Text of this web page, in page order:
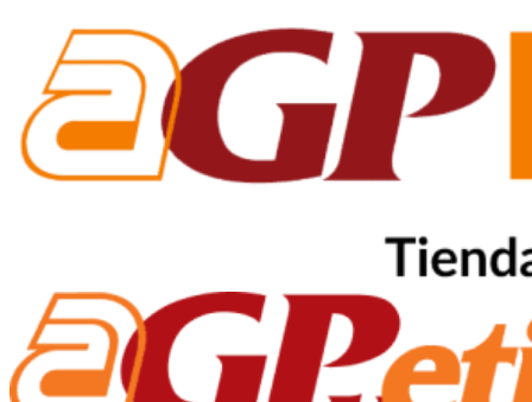
contenido